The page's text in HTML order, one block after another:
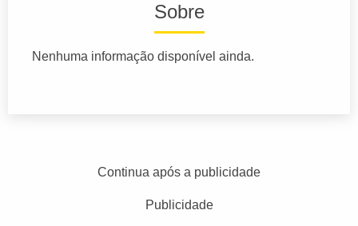
Sobre
Nenhuma informação disponível ainda.
Continua após a publicidade
Publicidade